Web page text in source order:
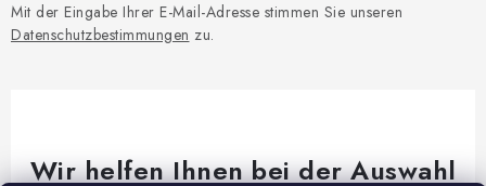
Mit der Eingabe Ihrer E-Mail-Adresse stimmen Sie unseren
Datenschutzbestimmungen zu.
Wir helfen Ihnen bei der Auswahl